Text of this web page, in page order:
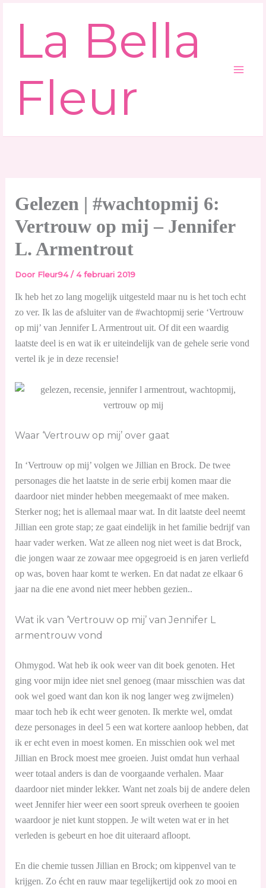
naar
inhoudLa Bella
Fleur
Gelezen | #wachtopmij 6:
Vertrouw op mij – Jennifer
L. Armentrout
Door Fleur94/4 februari 2019
Ik heb het zo lang mogelijk uitgesteld maar nu is het toch echt
zo ver. Ik las de afsluiter van de #wachtopmij serie ‘Vertrouw
op mij’ van Jennifer L Armentrout uit. Of dit een waardig
laatste deel is en wat ik er uiteindelijk van de gehele serie vond
vertel ik je in deze recensie!
Waar ‘Vertrouw op mij’ over gaat
In ‘Vertrouw op mij’ volgen we Jillian en Brock. De twee
personages die het laatste in de serie erbij komen maar die
daardoor niet minder hebben meegemaakt of mee maken.
Sterker nog; het is allemaal maar wat. In dit laatste deel neemt
Jillian een grote stap; ze gaat eindelijk in het familie bedrijf van
haar vader werken. Wat ze alleen nog niet weet is dat Brock,
die jongen waar ze zowaar mee opgegroeid is en jaren verliefd
op was, boven haar komt te werken. En dat nadat ze elkaar 6
jaar na die ene avond niet meer hebben gezien..
Wat ik van ‘Vertrouw op mij’ van Jennifer L
armentrouw vond
Ohmygod. Wat heb ik ook weer van dit boek genoten. Het
ging voor mijn idee niet snel genoeg (maar misschien was dat
ook wel goed want dan kon ik nog langer weg zwijmelen)
maar toch heb ik echt weer genoten. Ik merkte wel, omdat
deze personages in deel 5 een wat kortere aanloop hebben, dat
ik er echt even in moest komen. En misschien ook wel met
Jillian en Brock moest mee groeien. Juist omdat hun verhaal
weer totaal anders is dan de voorgaande verhalen. Maar
daardoor niet minder lekker. Want net zoals bij de andere delen
weet Jennifer hier weer een soort spreuk overheen te gooien
waardoor je niet kunt stoppen. Je wilt weten wat er in het
verleden is gebeurt en hoe dit uiteraard afloopt.
En die chemie tussen Jillian en Brock; om kippenvel van te
krijgen. Zo écht en rauw maar tegelijkertijd ook zo mooi en